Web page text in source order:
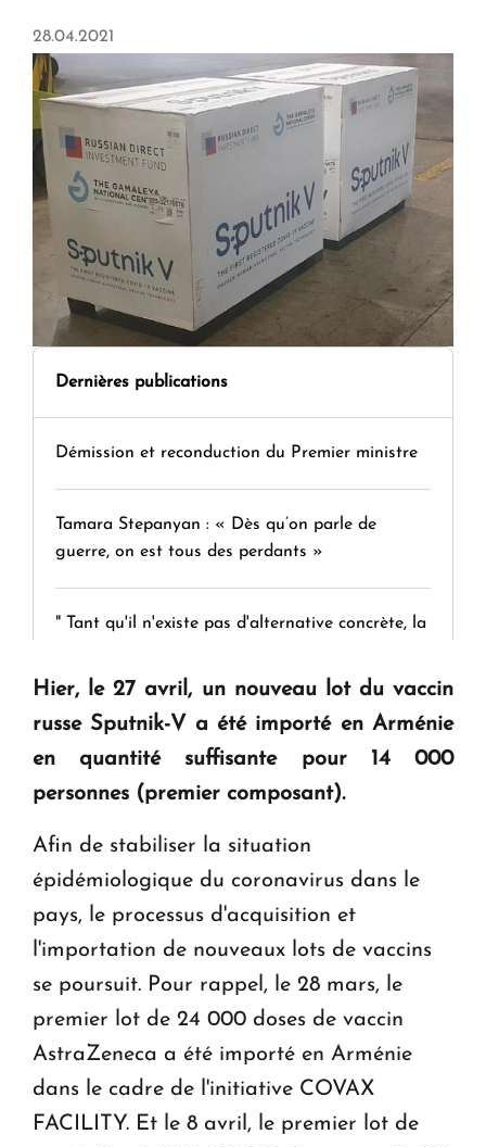
28.04.2021
Dernières publications
Démission et reconduction du Premier ministre
Tamara Stepanyan : « Dès qu’on parle de
guerre, on est tous des perdants »
" Tant qu'il n'existe pas d'alternative concrète, la
KASA : 30 ans d'audace, de résilience et d'avenir
en Arménie
ouvrira ses portes à Dilijan
Hier, le 27 avril, un nouveau lot du vaccin
russe Sputnik-V a été importé en Arménie
en quantité suffisante pour 14 000
personnes (premier composant).
Afin de stabiliser la situation
épidémiologique du coronavirus dans le
pays, le processus d'acquisition et
l'importation de nouveaux lots de vaccins
se poursuit. Pour rappel, le 28 mars, le
premier lot de 24 000 doses de vaccin
AstraZeneca a été importé en Arménie
dans le cadre de l'initiative COVAX
FACILITY. Et le 8 avril, le premier lot de